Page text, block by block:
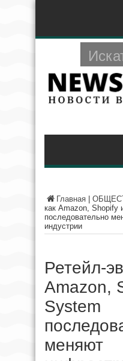
Главная
как Amazon, Shopify
последовательно
индустрии
Ретейл-
Amazon,
System
меняют